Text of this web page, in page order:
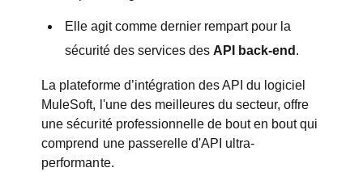
Elle agit comme dernier rempart pour la
sécurité des services des API back-end .
La plateforme d’intégration des API du logiciel
MuleSoft, l'une des meilleures du secteur, offre
une sécurité professionnelle de bout en bout qui
comprend une passerelle d'API ultra-
performante.